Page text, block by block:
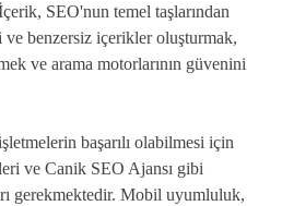
SEO'nun temel taşlarından
benzersiz içerikler oluşturmak,
ve arama motorlarının güvenini
başarılı olabilmesi için
ve Canik SEO Ajansı gibi
gerekmektedir. Mobil uyumluluk,